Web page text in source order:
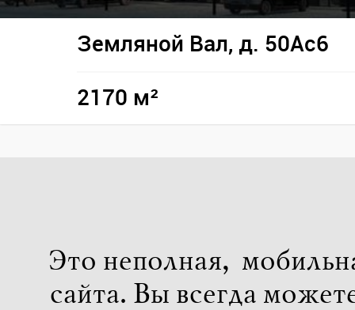
Земляной Вал, д. 50Ас6
2170 м²
Это неполная,
сайта. Вы всегда